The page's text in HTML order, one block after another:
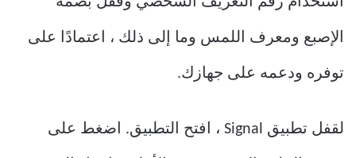
الإصبع ومعرف اللمس وما إلى ذلك ، اعتمادًا على
توفره ودعمه على جهازك.
لقفل تطبيق Signal ، افتح التطبيق. اضغط على